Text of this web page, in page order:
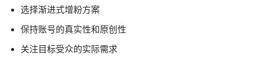
选择渐进式增粉方案
保持账号的真实性和原创性
关注目标受众的实际需求